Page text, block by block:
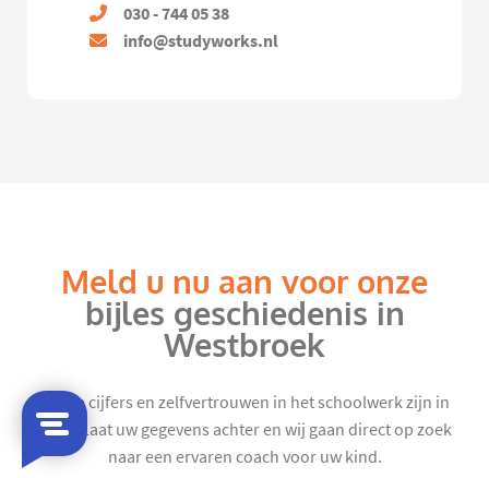
030 - 744 05 38
info@studyworks.nl
Meld u nu aan voor onze
bijles geschiedenis in
Westbroek
Mooie cijfers en zelfvertrouwen in het schoolwerk zijn in
zicht. Laat uw gegevens achter en wij gaan direct op zoek
naar een ervaren coach voor uw kind.